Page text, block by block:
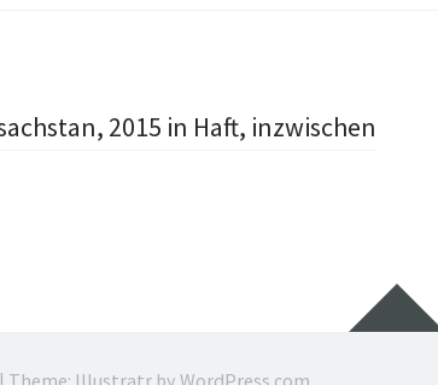
2015 in Haft, inzwischen
| Theme: Illustratr by WordPress.com